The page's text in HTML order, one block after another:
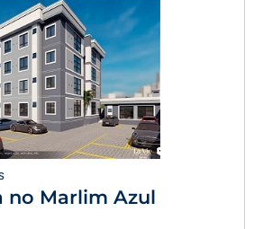
no Marlim Azul